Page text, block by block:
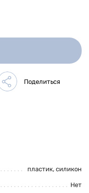
пластик, силикон
Нет